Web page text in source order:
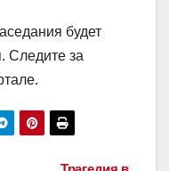
будет
Следите за